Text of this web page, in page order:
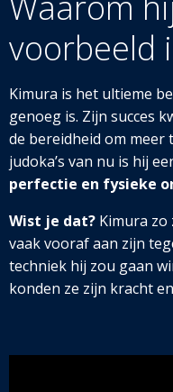
voorbeeld
Kimura is het ultieme
genoeg is. Zijn succes
de bereidheid om meer
judoka’s van nu is hij
perfectie en fysieke
Wist je dat? Kimura zo
vaak vooraf aan zijn
techniek hij zou gaan
konden ze zijn kracht